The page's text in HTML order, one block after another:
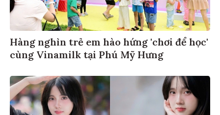
Hàng nghìn trẻ em hào hứng 'chơi để học'
cùng Vinamilk tại Phú Mỹ Hưng